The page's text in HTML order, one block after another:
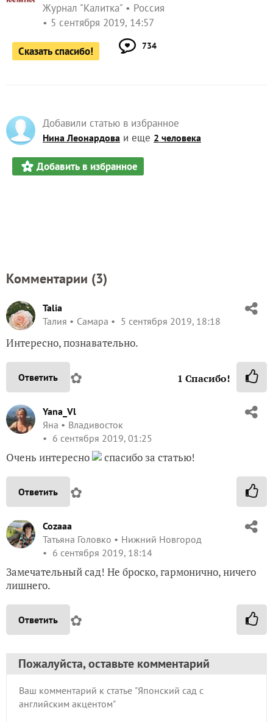
Журнал "Калитка"
Россия
5 сентября 2019, 14:57
Сказать спасибо! 734
Добавили статью в избранное
Нина Леонардова и еще 2 человека
Добавить в избранное
Комментарии (3)
Talia
Талия
Самара 5 сентября 2019, 18:18
Интересно, познавательно.
Ответить ✿ 1 Спасибо!
Yana_Vl
Яна
Владивосток
6 сентября 2019, 01:25
Очень интересно спасибо за статью!
Ответить ✿
Cozaaa
Татьяна Головко
Нижний Новгород
6 сентября 2019, 18:14
Замечательный сад! Не броско, гармонично, ничего
лишнего.
Ответить ✿
Пожалуйста, оставьте комментарий